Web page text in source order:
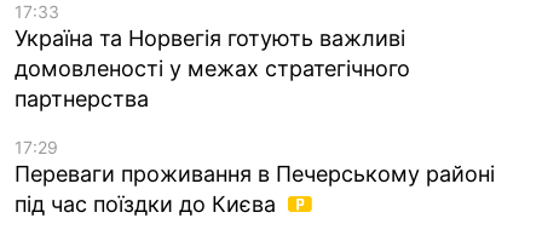
17:33
Україна та Норвегія готують важливі
домовленості у межах стратегічного
партнерства
17:29
Переваги проживання в Печерському районі
під час поїздки до Києва